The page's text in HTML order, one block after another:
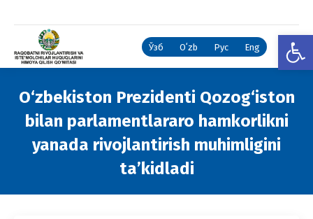
Ўзб Oʻzb Рус Eng
O‘zbekiston Prezidenti Qozog‘iston
bilan parlamentlararo hamkorlikni
yanada rivojlantirish muhimligini
ta’kidladi